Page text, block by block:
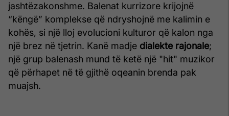
jashtëzakonshme. Balenat kurrizore krijojnë
“këngë” komplekse që ndryshojnë me kalimin e
kohës, si një lloj evolucioni kulturor që kalon nga
një brez në tjetrin. Kanë madje dialekte rajonale;
një grup balenash mund të ketë një "hit" muzikor
që përhapet në të gjithë oqeanin brenda pak
muajsh.